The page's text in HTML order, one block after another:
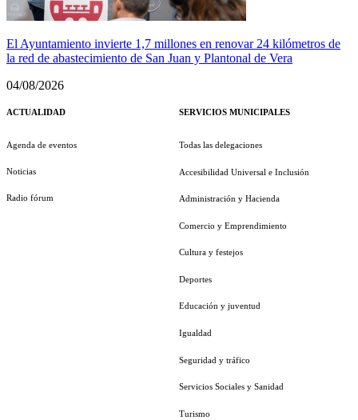
El Ayuntamiento invierte 1,7 millones en renovar 24 kilómetros de
la red de abastecimiento de San Juan y Plantonal de Vera
04/08/2026
ACTUALIDAD
Agenda de eventos
Noticias
Radio fórum
SERVICIOS MUNICIPALES
Todas las delegaciones
Accesibilidad Universal e Inclusión
Administración y Hacienda
Comercio y Emprendimiento
Cultura y festejos
Deportes
Educación y juventud
Igualdad
Seguridad y tráfico
Servicios Sociales y Sanidad
Turismo